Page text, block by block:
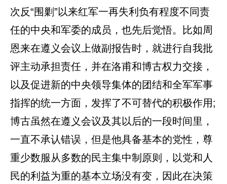
次反“围剿”以来红军一再失利负有程度不同责
任的中央和军委的成员，也先后觉悟。比如周
恩来在遵义会议上做副报告时，就进行自我批
评主动承担责任，并在洛甫和博古权力交接，
以及促进新的中央领导集体的团结和全军军事
指挥的统一方面，发挥了不可替代的积极作用;
博古虽然在遵义会议及其以后的一段时间里，
一直不承认错误，但是他具备基本的党性，尊
重少数服从多数的民主集中制原则，以党和人
民的利益为重的基本立场没有变，因此在决策